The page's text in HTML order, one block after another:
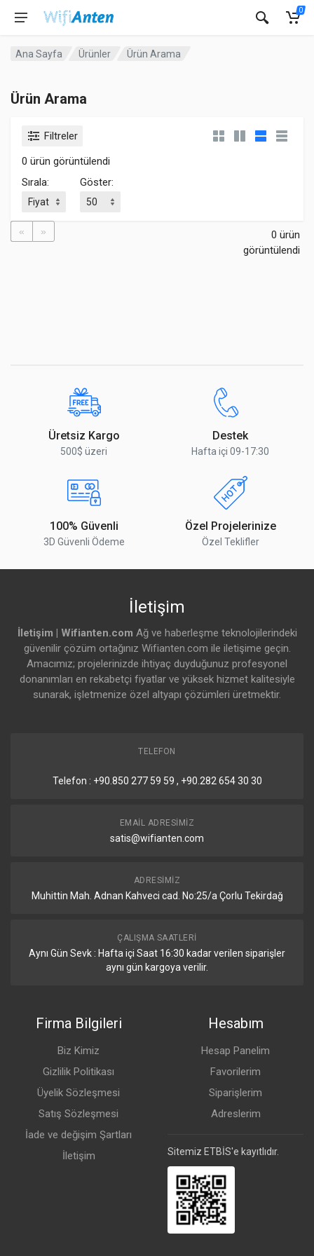
0
Ana Sayfa Ürünler Ürün Arama
Ürün Arama
Filtreler
0 ürün görüntülendi
Sırala:
Göster:
« »
0 ürün
görüntülendi
Üretsiz Kargo
500$ üzeri
Destek
Hafta içi 09-17:30
100% Güvenli
3D Güvenli Ödeme
Özel Projelerinize
Özel Teklifler
İletişim
İletişim | Wifianten.com Ağ ve haberleşme teknolojilerindeki
güvenilir çözüm ortağınız Wifianten.com ile iletişime geçin.
Amacımız; projelerinizde ihtiyaç duyduğunuz profesyonel
donanımları en rekabetçi fiyatlar ve yüksek hizmet kalitesiyle
sunarak, işletmenize özel altyapı çözümleri üretmektir.
TELEFON
Telefon : +90.850 277 59 59 , +90.282 654 30 30
EMAIL ADRESIMIZ
satis@wifianten.com
ADRESIMIZ
Muhittin Mah. Adnan Kahveci cad. No:25/a Çorlu Tekirdağ
ÇALIŞMA SAATLERI
Aynı Gün Sevk : Hafta içi Saat 16:30 kadar verilen siparişler
aynı gün kargoya verilir.
Firma Bilgileri
Biz Kimiz
Gizlilik Politikası
Üyelik Sözleşmesi
Satış Sözleşmesi
İade ve değişim Şartları
İletişim
Hesabım
Hesap Panelim
Favorilerim
Siparişlerim
Adreslerim
Sitemiz ETBİS'e kayıtlıdır.